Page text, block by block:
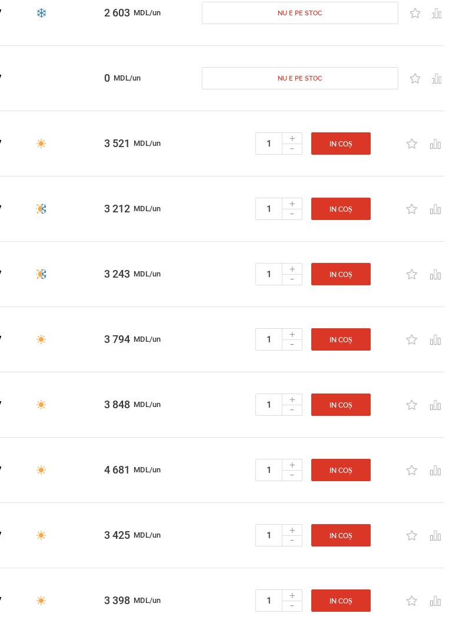
2 603 MDL/un NU E PE STOC
0 MDL/un NU E PE STOC
3 521 MDL/un +
- IN COȘ
3 212 MDL/un +
- IN COȘ
3 243 MDL/un +
- IN COȘ
3 794 MDL/un +
- IN COȘ
3 848 MDL/un +
- IN COȘ
4 681 MDL/un +
- IN COȘ
3 425 MDL/un +
- IN COȘ
3 398 MDL/un +
- IN COȘ